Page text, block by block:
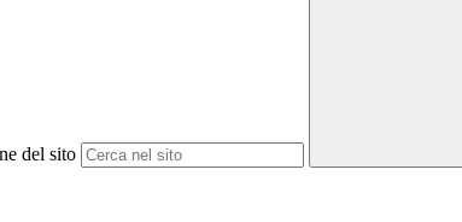
del sito